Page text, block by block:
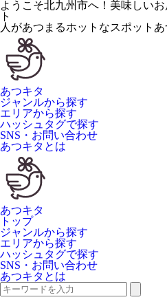
ようこそ北九州市へ！美味しい
ト
人があつ まるホットなスポット あ
あつキタ
ジャンルから探す
エリアから探す
ハッシュタグで探す
SNS・お問い合わせ
あつキタとは
あつキタ
トップ
ジャンルから探す
エリアから探す
ハッシュタグで探す
SNS・お問い合わせ
あつキタとは